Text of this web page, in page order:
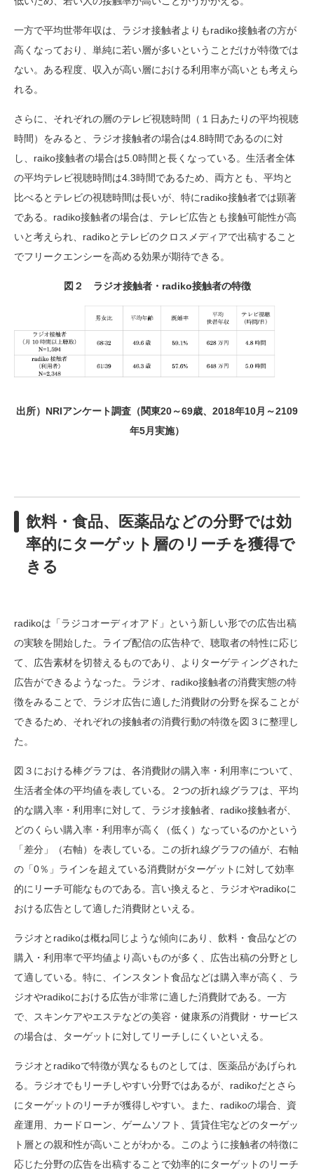
一方で平均世帯年収は、ラジオ接触者よりもradiko接触者の方が
高くなっており、単純に若い層が多いということだけが特徴では
ない。ある程度、収入が高い層における利用率が高いとも考えら
れる。
さらに、それぞれの層のテレビ視聴時間（１日あたりの平均視聴
時間）をみると、ラジオ接触者の場合は4.8時間であるのに対
し、raiko接触者の場合は5.0時間と長くなっている。生活者全体
の平均テレビ視聴時間は4.3時間であるため、両方とも、平均と
比べるとテレビの視聴時間は長いが、特にradiko接触者では顕著
である。radiko接触者の場合は、テレビ広告とも接触可能性が高
いと考えられ、radikoとテレビのクロスメディアで出稿すること
でフリークエンシーを高める効果が期待できる。
図２ ラジオ接触者・radiko接触者の特徴
出所）NRIアンケート調査（関東20～69歳、2018年10月～2109
年5月実施）
飲料・食品、医薬品などの分野では効
率的にターゲット層のリーチを獲得で
きる
radikoは「ラジコオーディオアド」という新しい形での広告出稿
の実験を開始した。ライブ配信の広告枠で、聴取者の特性に応じ
て、広告素材を切替えるものであり、よりターゲティングされた
広告ができるようなった。ラジオ、radiko接触者の消費実態の特
徴をみることで、ラジオ広告に適した消費財の分野を探ることが
できるため、それぞれの接触者の消費行動の特徴を図３に整理し
た。
図３における棒グラフは、各消費財の購入率・利用率について、
生活者全体の平均値を表している。２つの折れ線グラフは、平均
的な購入率・利用率に対して、ラジオ接触者、radiko接触者が、
どのくらい購入率・利用率が高く（低く）なっているのかという
「差分」（右軸）を表している。この折れ線グラフの値が、右軸
の「0％」ラインを超えている消費財がターゲットに対して効率
的にリーチ可能なものである。言い換えると、ラジオやradikoに
おける広告として適した消費財といえる。
ラジオとradikoは概ね同じような傾向にあり、飲料・食品などの
購入・利用率で平均値より高いものが多く、広告出稿の分野とし
て適している。特に、インスタント食品などは購入率が高く、ラ
ジオやradikoにおける広告が非常に適した消費財である。一方
で、スキンケアやエステなどの美容・健康系の消費財・サービス
の場合は、ターゲットに対してリーチしにくいといえる。
ラジオとradikoで特徴が異なるものとしては、医薬品があげられ
る。ラジオでもリーチしやすい分野ではあるが、radikoだとさら
にターゲットのリーチが獲得しやすい。また、radikoの場合、資
産運用、カードローン、ゲームソフト、賃貸住宅などのターゲッ
ト層との親和性が高いことがわかる。このように接触者の特徴に
応じた分野の広告を出稿することで効率的にターゲットのリーチ